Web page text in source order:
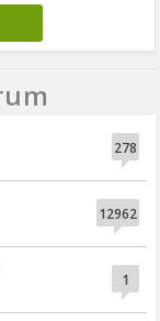
278
12962
1